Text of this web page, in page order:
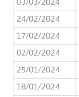
24/02/2024
17/02/2024
02/02/2024
25/01/2024
18/01/2024